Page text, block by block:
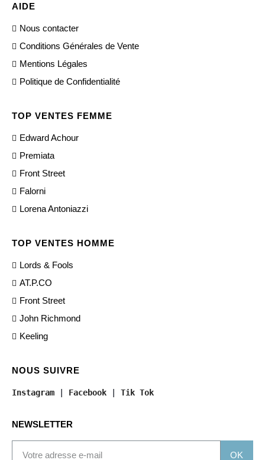
AIDE
Nous contacter
Conditions Générales de Vente
Mentions Légales
Politique de Confidentialité
TOP VENTES FEMME
Edward Achour
Premiata
Front Street
Falorni
Lorena Antoniazzi
TOP VENTES HOMME
Lords & Fools
AT.P.CO
Front Street
John Richmond
Keeling
NOUS SUIVRE
Instagram Facebook Tik Tok
NEWSLETTER
OK